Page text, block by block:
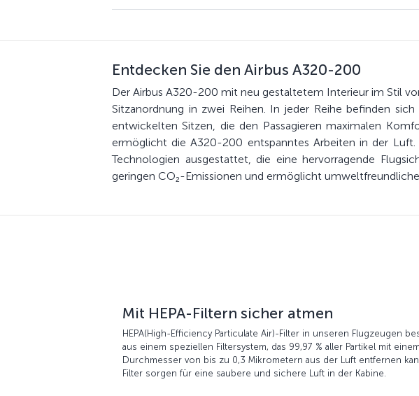
Entdecken Sie den Airbus A320-200
Der Airbus A320-200 mit neu gestaltetem Interieur im Stil
Sitzanordnung in zwei Reihen. In jeder Reihe befinden
entwickelten Sitzen, die den Passagieren maximalen
ermöglicht die A320-200 entspanntes Arbeiten in der
Technologien ausgestattet, die eine hervorragende
geringen CO₂-Emissionen und ermöglicht
Mit HEPA-Filtern sicher atmen
HEPA(High-Efficiency Particulate Air)-Filter in unseren Flugzeugen
aus einem speziellen Filtersystem, das 99,97 % aller Partikel mit einem
Durchmesser von bis zu 0,3 Mikrometern aus der Luft entfernen
Filter sorgen für eine saubere und sichere Luft in der Kabine.